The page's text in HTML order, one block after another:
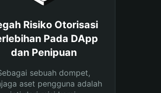
Risiko Otorisasi
Pada DApp
dan Penipuan
sebuah dompet,
aset pengguna adalah